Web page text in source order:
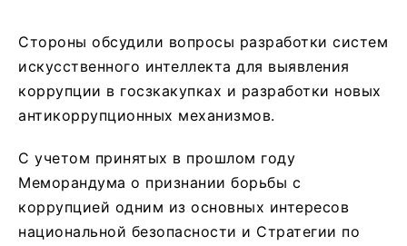
Стороны обсудили вопросы разработки систем
искусственного интеллекта для выявления
коррупции в госзкакупках и разработки новых
антикоррупционных механизмов.
С учетом принятых в прошлом году
Меморандума о признании борьбы с
коррупцией одним из основных интересов
национальной безопасности и Стратегии по